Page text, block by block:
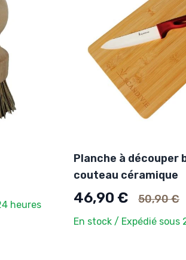
heures
Planche à découper
couteau céramique
46,90 € Ancien prix
50,90 €
En stock / Expédié sous